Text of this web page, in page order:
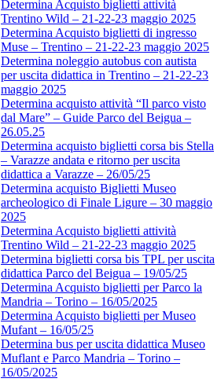
Determina Acquisto biglietti attività
Trentino Wild – 21-22-23 maggio 2025
Determina Acquisto biglietti di ingresso
Muse – Trentino – 21-22-23 maggio 2025
Determina noleggio autobus con autista
per uscita didattica in Trentino – 21-22-23
maggio 2025
Determina acquisto attività “Il parco visto
dal Mare” – Guide Parco del Beigua –
26.05.25
Determina acquisto biglietti corsa bis Stella
– Varazze andata e ritorno per uscita
didattica a Varazze – 26/05/25
Determina acquisto Biglietti Museo
archeologico di Finale Ligure – 30 maggio
2025
Determina Acquisto biglietti attività
Trentino Wild – 21-22-23 maggio 2025
Determina biglietti corsa bis TPL per uscita
didattica Parco del Beigua – 19/05/25
Determina Acquisto biglietti per Parco la
Mandria – Torino – 16/05/2025
Determina Acquisto biglietti per Museo
Mufant – 16/05/25
Determina bus per uscita didattica Museo
Muflant e Parco Mandria – Torino –
16/05/2025